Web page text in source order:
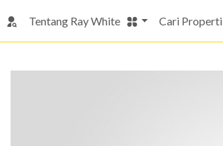
Tentang Ray White Cari Properti